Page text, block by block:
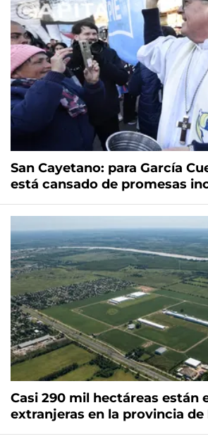
San Cayetano: para García
está cansado de promesas
Casi 290 mil hectáreas están
extranjeras en la provincia de